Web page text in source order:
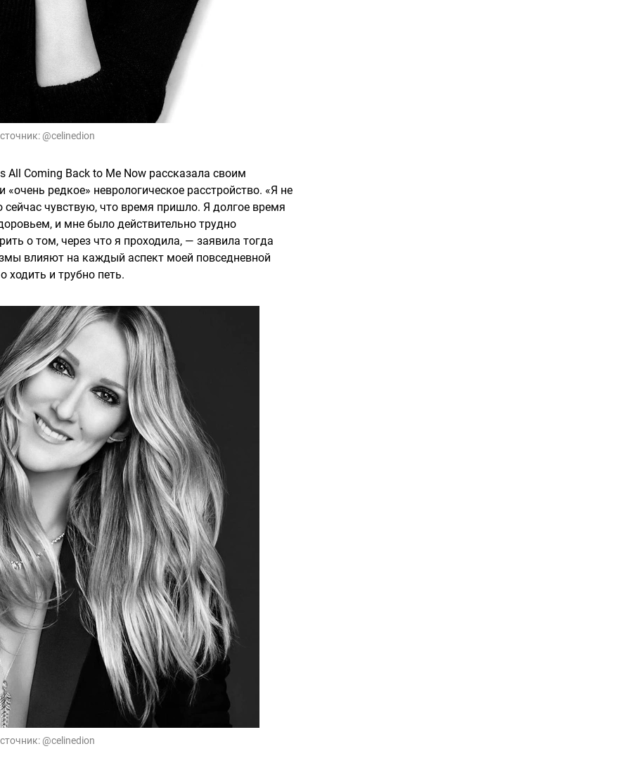
@celinedion
All Coming Back to Me Now рассказала своим
редкое» неврологическое расстройство. «Я не
чувствую, что время пришло. Я долгое время
и мне было действительно трудно
о том, через что я проходила, — заявила тогда
влияют на каждый аспект моей повседневной
ходить и трубно петь.
@celinedion